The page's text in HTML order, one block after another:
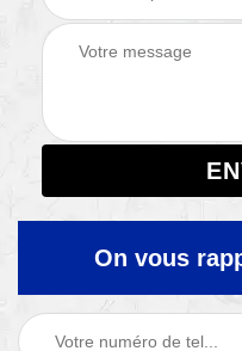
On vous